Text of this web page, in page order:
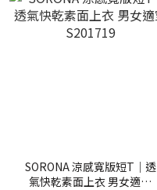
SORONA 涼感寬版短T｜透
氣快乾素面上衣 男女適穿